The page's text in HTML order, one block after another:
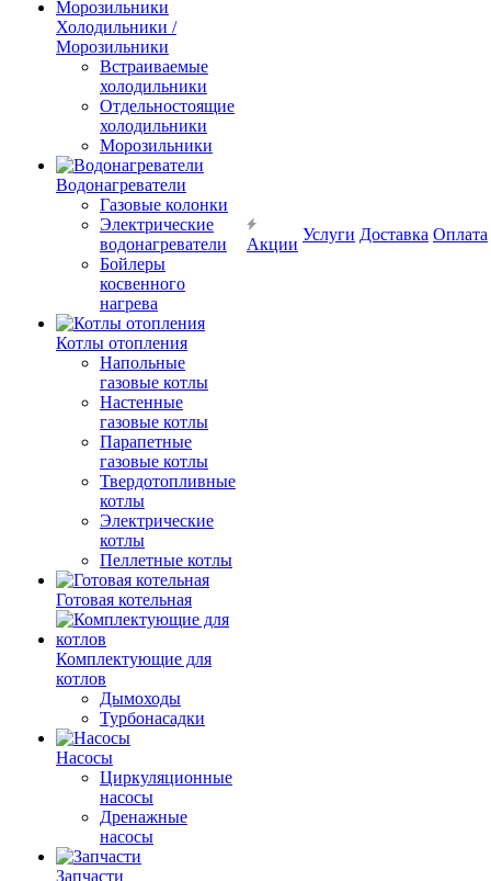
Холодильники /
Морозильники
Встраиваемые
холодильники
Отдельностоящие
холодильники
Морозильники
Водонагреватели
Газовые колонки
Электрические
водонагреватели
Бойлеры
косвенного
нагрева
Котлы отопления
Напольные
газовые котлы
Настенные
газовые котлы
Парапетные
газовые котлы
Твердотопливные
котлы
Электрические
котлы
Пеллетные котлы
Готовая котельная
Комплектующие для
котлов
Дымоходы
Турбонасадки
Насосы
Циркуляционные
насосы
Дренажные
насосы
Запчасти
Акции
Услуги Доставка Оплата